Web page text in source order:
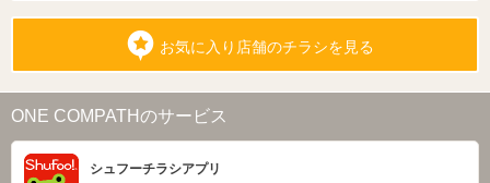
お気に入り店舗のチラシを見る
ONE COMPATHのサービス
シュフーチラシアプリ